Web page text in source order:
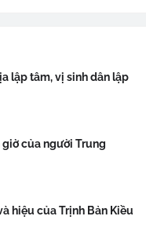
lập tâm, vị sinh dân lập
giờ của người Trung
hiệu của Trịnh Bản Kiều